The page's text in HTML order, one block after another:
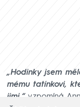
„Hodinky jsem
mému tatínkovi,
jimi,“vzpomíná